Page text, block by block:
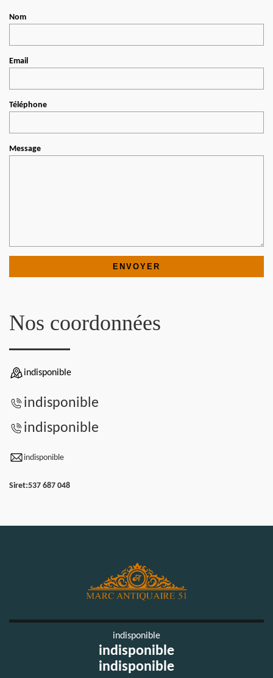
Nom
Email
Téléphone
Message
Nos coordonnées
indisponible
indisponible
indisponible
indisponible
Siret:537 687 048
indisponible
indisponible
indisponible